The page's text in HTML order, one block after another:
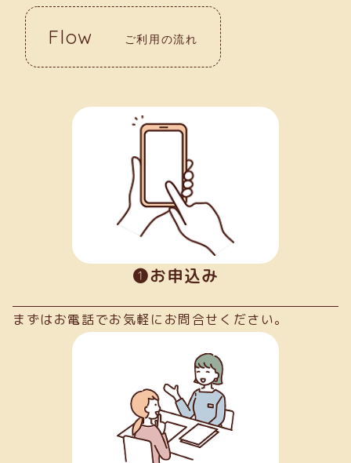
Flow ご利用の流れ
➊お申込み
まずはお電話でお気軽にお問合せください。